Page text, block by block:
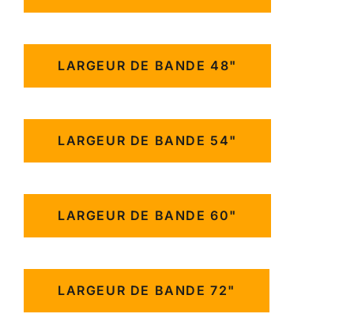
LARGEUR DE BANDE 48"
LARGEUR DE BANDE 54"
LARGEUR DE BANDE 60"
LARGEUR DE BANDE 72"